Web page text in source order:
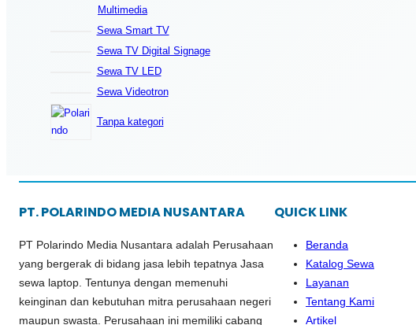
Multimedia
Sewa Smart TV
Sewa TV Digital Signage
Sewa TV LED
Sewa Videotron
Tanpa kategori
PT. POLARINDO MEDIA NUSANTARA
PT Polarindo Media Nusantara adalah Perusahaan
yang bergerak di bidang jasa lebih tepatnya Jasa
sewa laptop. Tentunya dengan memenuhi
keinginan dan kebutuhan mitra perusahaan negeri
maupun swasta. Perusahaan ini memiliki cabang
QUICK LINK
Beranda
Katalog Sewa
Layanan
Tentang Kami
Artikel